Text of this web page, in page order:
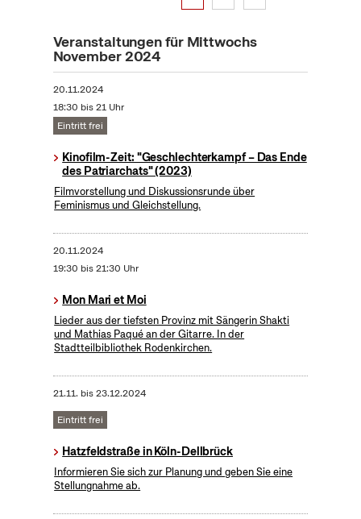
Veranstaltungen für Mittwochs
November 2024
20.11.2024
18:30 bis 21 Uhr
Eintritt frei
Kinofilm-Zeit: "Geschlechterkampf – Das Ende
des Patriarchats" (2023)
Filmvorstellung und Diskussionsrunde über
Feminismus und Gleichstellung.
20.11.2024
19:30 bis 21:30 Uhr
Mon Mari et Moi
Lieder aus der tiefsten Provinz mit Sängerin Shakti
und Mathias Paqué an der Gitarre. In der
Stadtteilbibliothek Rodenkirchen.
21.11. bis23.12.2024
Eintritt frei
Hatzfeldstraße in Köln-Dellbrück
Informieren Sie sich zur Planung und geben Sie eine
Stellungnahme ab.